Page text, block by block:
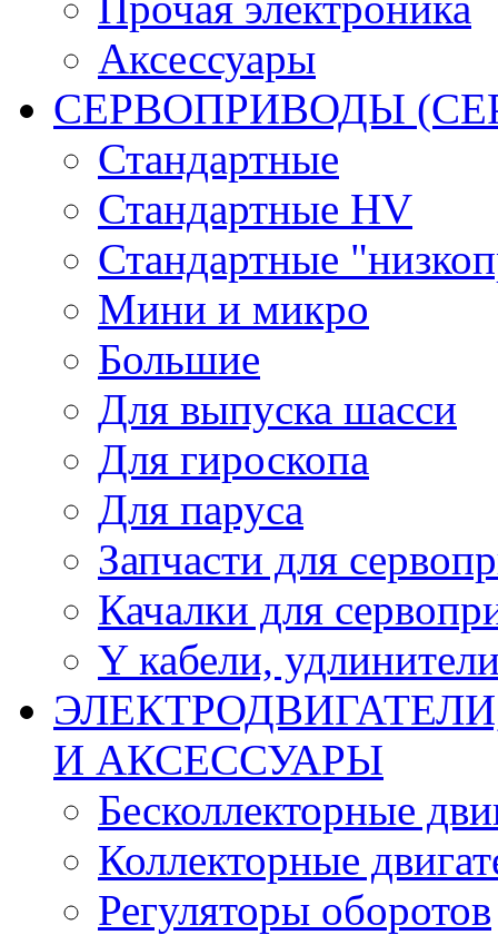
Аксессуары
СЕРВОПРИВОДЫ
Стандартные
Стандартные HV
Стандартные
Мини и микро
Большие
Для выпуска шасси
Для гироскопа
Для паруса
Запчасти для
Качалки для
Y кабели,
И АКСЕССУАРЫ
Бесколлекторные
Коллекторные
Регуляторы оборотов